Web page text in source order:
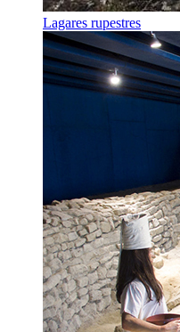
Lagares rupestres